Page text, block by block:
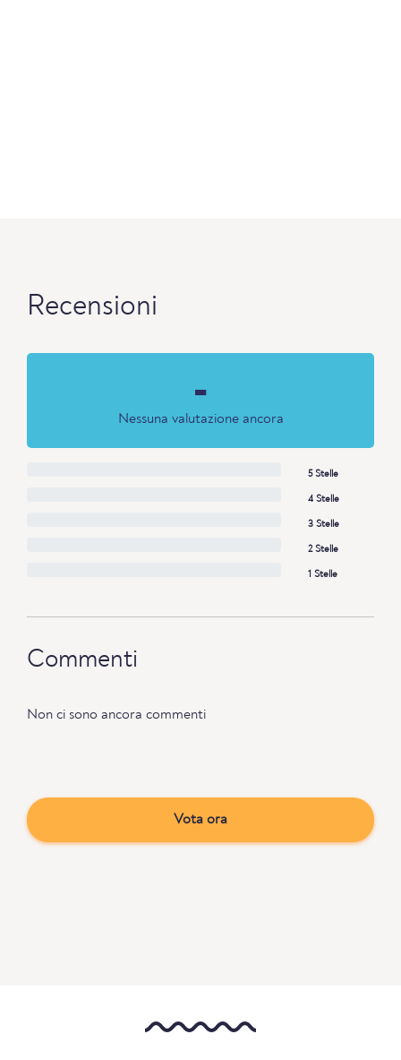
Recensioni
-
Nessuna valutazione ancora
5 Stelle
4 Stelle
3 Stelle
2 Stelle
1 Stelle
Commenti
Non ci sono ancora commenti
Vota ora